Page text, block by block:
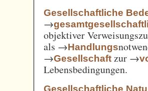
Gesellschaftliche
→
objektiver
als →Handlungs
→Gesellschaft zur →
Lebensbedingungen.
Gesellschaftliche